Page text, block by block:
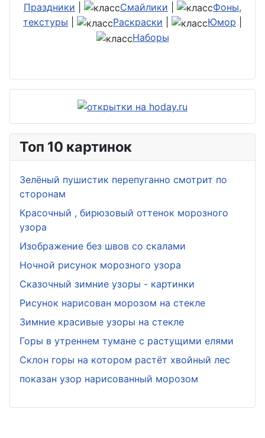
Праздники
Смайлики
Фоны,
текстуры
Раскраски Юмор
Наборы
Топ 10 картинок
Зелёный пушистик перепуганно смотрит по
сторонам
Красочный , бирюзовый оттенок морозного
узора
Изображение без швов со скалами
Ночной рисунок морозного узора
Сказочный зимние узоры - картинки
Рисунок нарисован морозом на стекле
Зимние красивые узоры на стекле
Горы в утреннем тумане с растущими елями
Склон горы на котором растёт хвойный лес
показан узор нарисованный морозом